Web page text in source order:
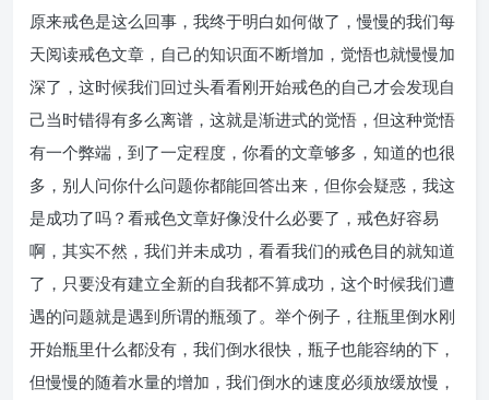
原来戒色是这么回事，我终于明白如何做了，慢慢的我们每
天阅读戒色文章，自己的知识面不断增加，觉悟也就慢慢加
深了，这时候我们回过头看看刚开始戒色的自己才会发现自
己当时错得有多么离谱，这就是渐进式的觉悟，但这种觉悟
有一个弊端，到了一定程度，你看的文章够多，知道的也很
多，别人问你什么问题你都能回答出来，但你会疑惑，我这
是成功了吗？看戒色文章好像没什么必要了，戒色好容易
啊，其实不然，我们并未成功，看看我们的戒色目的就知道
了，只要没有建立全新的自我都不算成功，这个时候我们遭
遇的问题就是遇到所谓的瓶颈了。举个例子，往瓶里倒水刚
开始瓶里什么都没有，我们倒水很快，瓶子也能容纳的下，
但慢慢的随着水量的增加，我们倒水的速度必须放缓放慢，